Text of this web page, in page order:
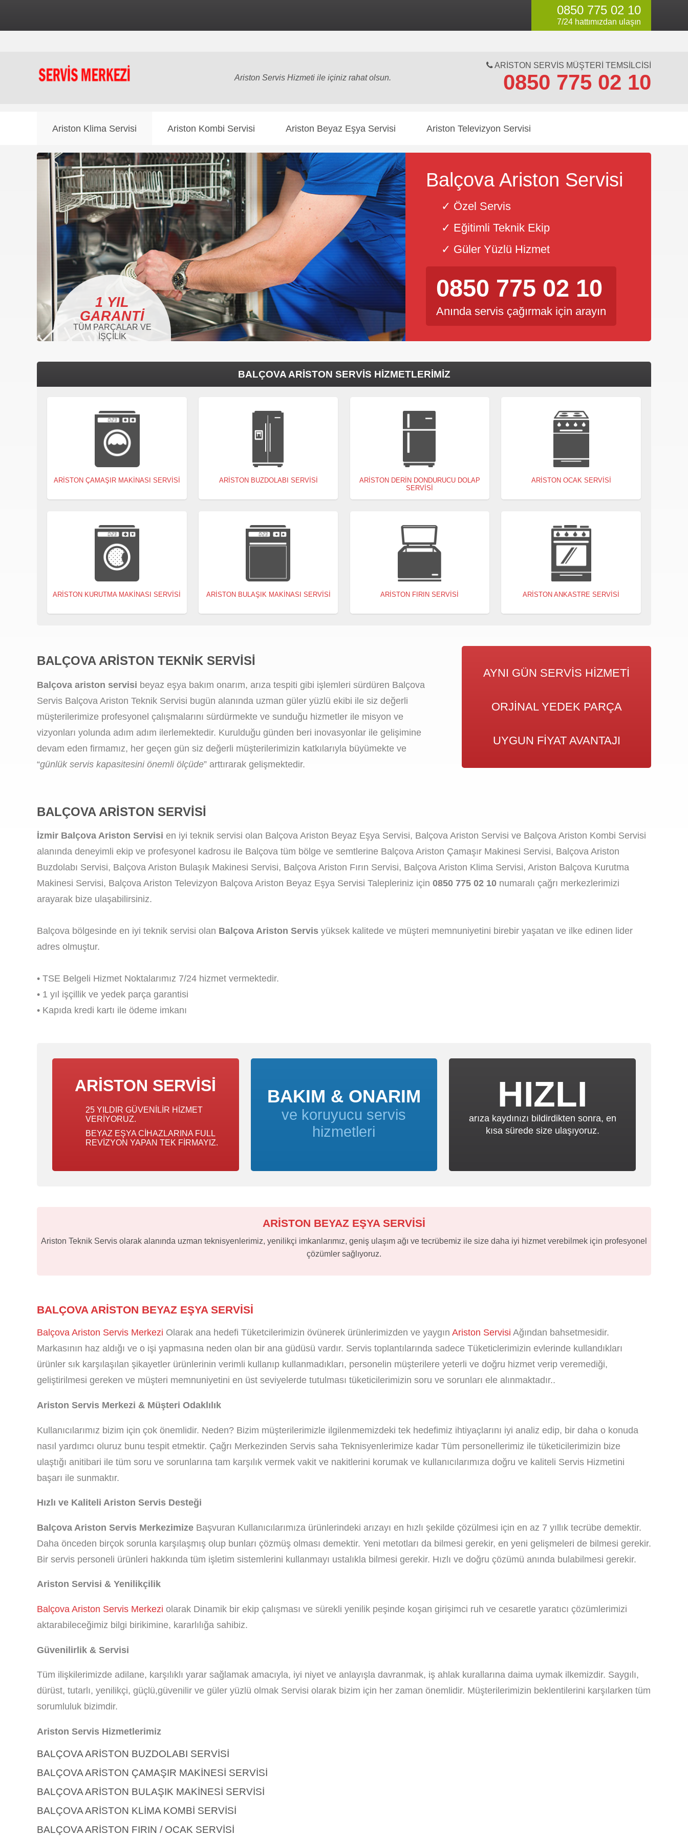
0850 775 02 10
7/24 hattımızdan ulaşın
Ariston Servis Hizmeti ile içiniz rahat olsun.
ARISTON SERVIS MÜŞTERI TEMSILCISI
0850 775 02 10
Ariston Klima Servisi Ariston Kombi Servisi Ariston Beyaz Eşya Servisi Ariston Televizyon Servisi
1 YIL
GARANTI
TÜM PARÇALAR VE
İŞÇILIK
Balçova Ariston Servisi
✓ Özel Servis
✓ Eğitimli Teknik Ekip
✓ Güler Yüzlü Hizmet
0850 775 02 10
Anında servis çağırmak için arayın
BALÇOVA ARISTON SERVIS HIZMETLERIMIZ
ARISTON ÇAMAŞIR MAKINASI SERVISI ARISTON BUZDOLABI SERVISI
ARISTON DERIN DONDURUCU DOLAP
SERVISI
ARISTON OCAK SERVISI
ARISTON KURUTMA MAKINASI SERVISI ARISTON BULAŞIK MAKINASI SERVISI ARISTON FIRIN SERVISI ARISTON ANKASTRE SERVISI
BALÇOVA ARISTON TEKNIK SERVISI
Balçova ariston servisi beyaz eşya bakım onarım, arıza tespiti gibi işlemleri sürdüren Balçova
Servis Balçova Ariston Teknik Servisi bugün alanında uzman güler yüzlü ekibi ile siz değerli
müşterilerimize profesyonel çalışmalarını sürdürmekte ve sunduğu hizmetler ile misyon ve
vizyonları yolunda adım adım ilerlemektedir. Kurulduğu günden beri inovasyonlar ile gelişimine
devam eden firmamız, her geçen gün siz değerli müşterilerimizin katkılarıyla büyümekte ve
“günlük servis kapasitesini önemli ölçüde” arttırarak gelişmektedir.
AYNI GÜN SERVIS HIZMETI
ORJINAL YEDEK PARÇA
UYGUN FIYAT AVANTAJI
BALÇOVA ARISTON SERVISI
İzmir Balçova Ariston Servisi en iyi teknik servisi olan Balçova Ariston Beyaz Eşya Servisi, Balçova Ariston Servisi ve Balçova Ariston Kombi Servisi
alanında deneyimli ekip ve profesyonel kadrosu ile Balçova tüm bölge ve semtlerine Balçova Ariston Çamaşır Makinesi Servisi, Balçova Ariston
Buzdolabı Servisi, Balçova Ariston Bulaşık Makinesi Servisi, Balçova Ariston Fırın Servisi, Balçova Ariston Klima Servisi, Ariston Balçova Kurutma
Makinesi Servisi, Balçova Ariston Televizyon Balçova Ariston Beyaz Eşya Servisi Talepleriniz için 0850 775 02 10 numaralı çağrı merkezlerimizi
arayarak bize ulaşabilirsiniz.
Balçova bölgesinde en iyi teknik servisi olan Balçova Ariston Servis yüksek kalitede ve müşteri memnuniyetini birebir yaşatan ve ilke edinen lider
adres olmuştur.
• TSE Belgeli Hizmet Noktalarımız 7/24 hizmet vermektedir.
• 1 yıl işçillik ve yedek parça garantisi
• Kapıda kredi kartı ile ödeme imkanı
ARISTON SERVISI
25 YILDIR GÜVENILIR HIZMET
VERIYORUZ.
BEYAZ EŞYA CIHAZLARINA FULL
REVIZYON YAPAN TEK FIRMAYIZ.
BAKIM & ONARIM
ve koruyucu servis
hizmetleri
HIZLI
arıza kaydınızı bildirdikten sonra, en
kısa sürede size ulaşıyoruz.
ARİSTON BEYAZ EŞYA SERVİSİ
Ariston Teknik Servis olarak alanında uzman teknisyenlerimiz, yenilikçi imkanlarımız, geniş ulaşım ağı ve tecrübemiz ile size daha iyi hizmet verebilmek için profesyonel
çözümler sağlıyoruz.
BALÇOVA ARISTON BEYAZ EŞYA SERVISI
Balçova Ariston Servis Merkezi Olarak ana hedefi Tüketcilerimizin övünerek ürünlerimizden ve yaygın Ariston Servisi Ağından bahsetmesidir.
Markasının haz aldığı ve o işi yapmasına neden olan bir ana güdüsü vardır. Servis toplantılarında sadece Tüketiclerimizin evlerinde kullandıkları
ürünler sık karşılaşılan şikayetler ürünlerinin verimli kullanıp kullanmadıkları, personelin müşterilere yeterli ve doğru hizmet verip veremediği,
geliştirilmesi gereken ve müşteri memnuniyetini en üst seviyelerde tutulması tüketicilerimizin soru ve sorunları ele alınmaktadır..
Ariston Servis Merkezi & Müşteri Odaklılık
Kullanıcılarımız bizim için çok önemlidir. Neden? Bizim müşterilerimizle ilgilenmemizdeki tek hedefimiz ihtiyaçlarını iyi analiz edip, bir daha o konuda
nasıl yardımcı oluruz bunu tespit etmektir. Çağrı Merkezinden Servis saha Teknisyenlerimize kadar Tüm personellerimiz ile tüketicilerimizin bize
ulaştığı anitibari ile tüm soru ve sorunlarına tam karşılık vermek vakit ve nakitlerini korumak ve kullanıcılarımıza doğru ve kaliteli Servis Hizmetini
başarı ile sunmaktır.
Hızlı ve Kaliteli Ariston Servis Desteği
Balçova Ariston Servis Merkezimize Başvuran Kullanıcılarımıza ürünlerindeki arızayı en hızlı şekilde çözülmesi için en az 7 yıllık tecrübe demektir.
Daha önceden birçok sorunla karşılaşmış olup bunları çözmüş olması demektir. Yeni metotları da bilmesi gerekir, en yeni gelişmeleri de bilmesi gerekir.
Bir servis personeli ürünleri hakkında tüm işletim sistemlerini kullanmayı ustalıkla bilmesi gerekir. Hızlı ve doğru çözümü anında bulabilmesi gerekir.
Ariston Servisi & Yenilikçilik
Balçova Ariston Servis Merkezi olarak Dinamik bir ekip çalışması ve sürekli yenilik peşinde koşan girişimci ruh ve cesaretle yaratıcı çözümlerimizi
aktarabileceğimiz bilgi birikimine, kararlılığa sahibiz.
Güvenilirlik & Servisi
Tüm ilişkilerimizde adilane, karşılıklı yarar sağlamak amacıyla, iyi niyet ve anlayışla davranmak, iş ahlak kurallarına daima uymak ilkemizdir. Saygılı,
dürüst, tutarlı, yenilikçi, güçlü,güvenilir ve güler yüzlü olmak Servisi olarak bizim için her zaman önemlidir. Müşterilerimizin beklentilerini karşılarken tüm
sorumluluk bizimdir.
Ariston Servis Hizmetlerimiz
BALÇOVA ARISTON BUZDOLABI SERVISI
BALÇOVA ARISTON ÇAMAŞIR MAKINESI SERVISI
BALÇOVA ARISTON BULAŞIK MAKINESI SERVISI
BALÇOVA ARISTON KLIMA KOMBI SERVISI
BALÇOVA ARISTON FIRIN / OCAK SERVISI